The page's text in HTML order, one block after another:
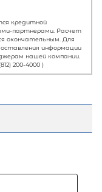
60 70 80